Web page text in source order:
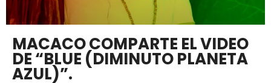
MACACO COMPARTE EL VIDEO
DE “BLUE (DIMINUTO PLANETA
AZUL)”.